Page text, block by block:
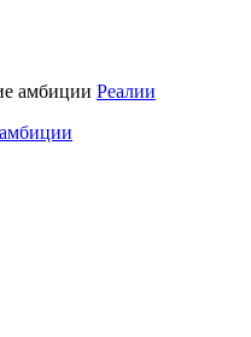
Реалии